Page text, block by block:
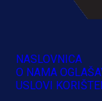
NASLOVNICA
O NAMA
USLOVI